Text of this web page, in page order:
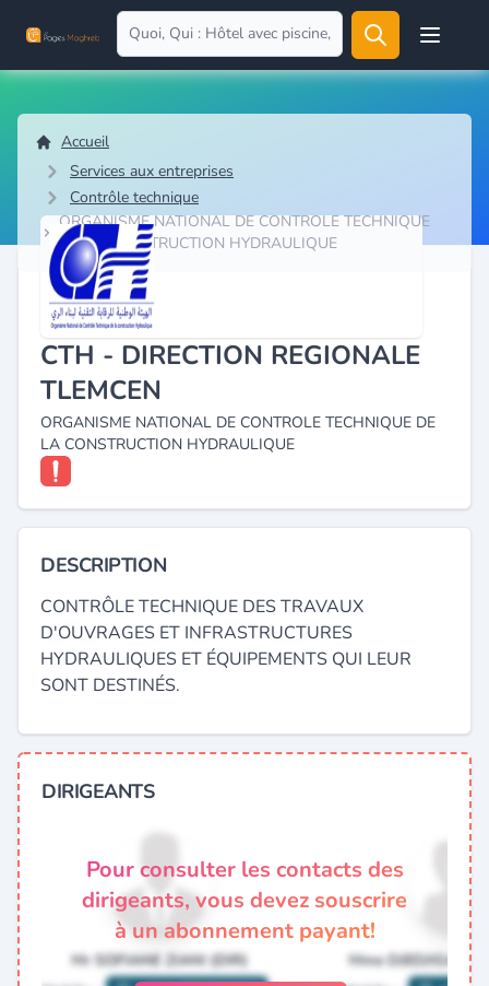
Open
Accueil
Services aux entreprises
Contrôle technique
ORGANISME NATIONAL DE CONTROLE TECHNIQUE
DE LA CONSTRUCTION HYDRAULIQUE
CTH - DIRECTION REGIONALE
TLEMCEN
ORGANISME NATIONAL DE CONTROLE TECHNIQUE DE
LA CONSTRUCTION HYDRAULIQUE
DESCRIPTION
CONTRÔLE TECHNIQUE DES TRAVAUX
D'OUVRAGES ET INFRASTRUCTURES
HYDRAULIQUES ET ÉQUIPEMENTS QUI LEUR
SONT DESTINÉS.
DIRIGEANTS
Pour consulter les contacts des
dirigeants, vous devez souscrire
à un abonnement payant!